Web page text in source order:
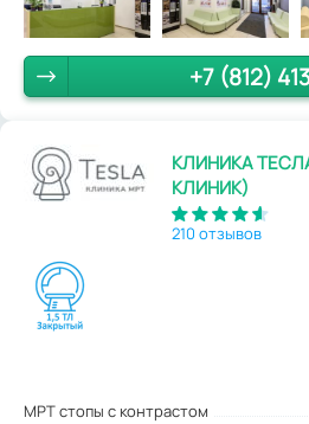
+7 (812)
КЛИНИКА
КЛИНИК)
210 отзывов
МРТ стопы с контрастом